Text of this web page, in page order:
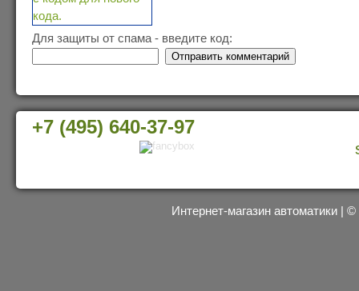
Для защиты от спама - введите код:
+7 (495) 640-37-97
Интернет-магазин автоматики |